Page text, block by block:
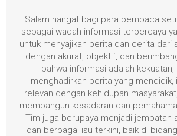
Salam hangat bagi para pembaca
sebagai wadah informasi terpercaya
untuk menyajikan berita dan cerita dari
dengan akurat, objektif, dan
bahwa informasi adalah
menghadirkan berita yang mendidik,
relevan dengan kehidupan
membangun kesadaran dan
Tim juga berupaya menjadi jembatan
dan berbagai isu terkini, baik di